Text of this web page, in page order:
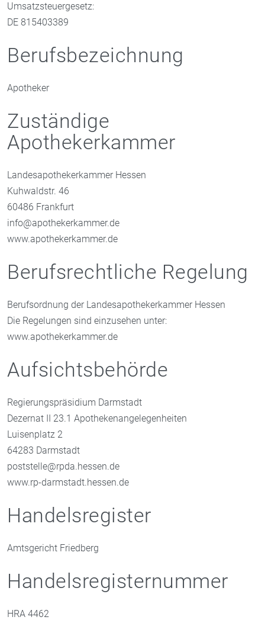
Umsatzsteuergesetz:
DE 815403389
Berufsbezeichnung
Apotheker
Zuständige
Apothekerkammer
Landesapothekerkammer Hessen
Kuhwaldstr. 46
60486 Frankfurt
info@apothekerkammer.de
www.apothekerkammer.de
Berufsrechtliche Regelung
Berufsordnung der Landesapothekerkammer Hessen
Die Regelungen sind einzusehen unter:
www.apothekerkammer.de
Aufsichtsbehörde
Regierungspräsidium Darmstadt
Dezernat II 23.1 Apothekenangelegenheiten
Luisenplatz 2
64283 Darmstadt
poststelle@rpda.hessen.de
www.rp-darmstadt.hessen.de
Handelsregister
Amtsgericht Friedberg
Handelsregisternummer
HRA 4462